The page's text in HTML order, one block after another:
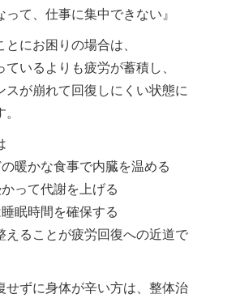
って、仕事に集中できない』
とにお困りの場合は、
ているよりも疲労が蓄積し、
スが崩れて回復しにくい状態に
暖かな食事で内臓を温める
って代謝を上げる
眠時間を確保する
えることが疲労回復への近道で
せずに身体が辛い方は、整体治